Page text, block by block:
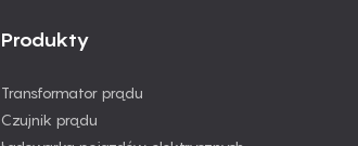
Produkty
Transformator prądu
Czujnik prądu